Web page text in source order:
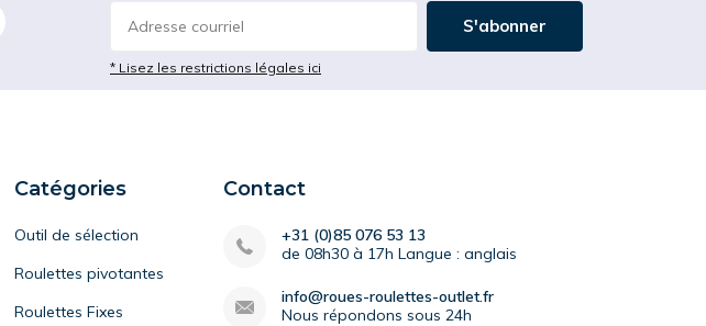
S'abonner
* Lisez les restrictions légales ici
Catégories
Outil de sélection
Roulettes pivotantes
Roulettes Fixes
Contact
+31 (0)85 076 53 13
de 08h30 à 17h Langue : anglais
info@roues-roulettes-outlet.fr
Nous répondons sous 24h